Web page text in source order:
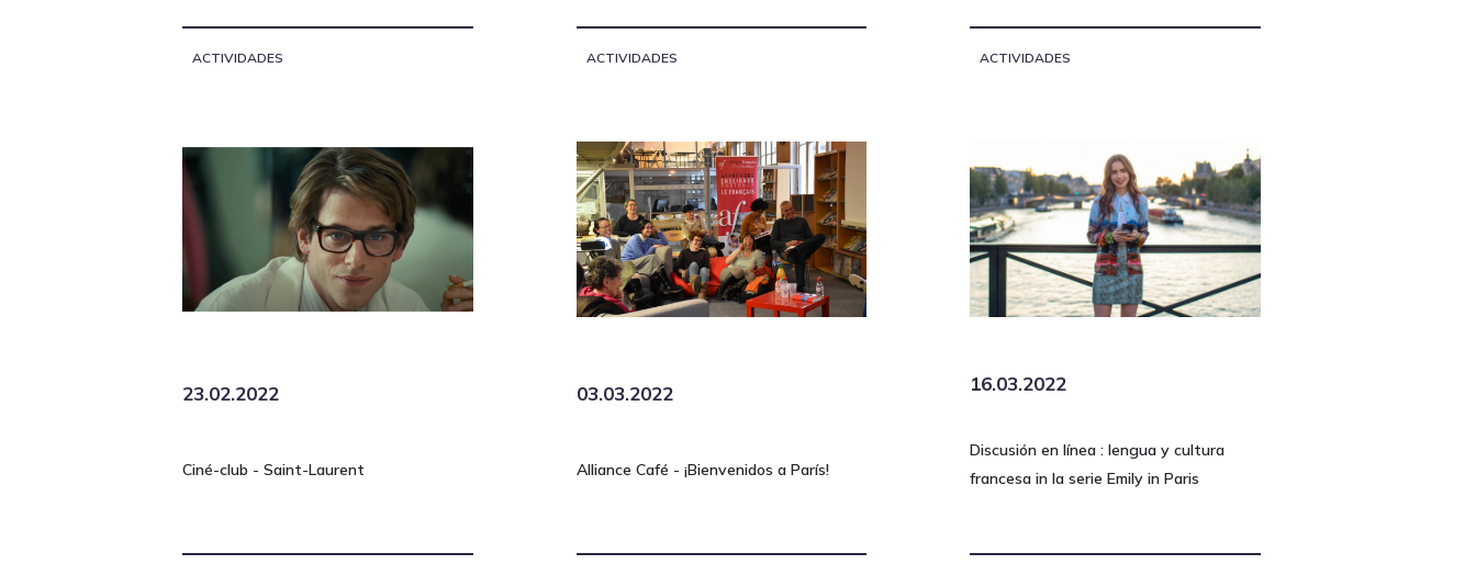
ACTIVIDADES ACTIVIDADES ACTIVIDADES
23.02.2022
Ciné-club - Saint-Laurent
03.03.2022
Alliance Café - ¡Bienvenidos a París!
16.03.2022
Discusión en línea : lengua y cultura
francesa in la serie Emily in Paris